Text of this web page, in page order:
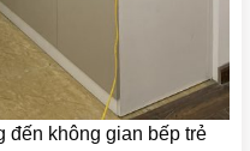
đến không gian bếp trẻ